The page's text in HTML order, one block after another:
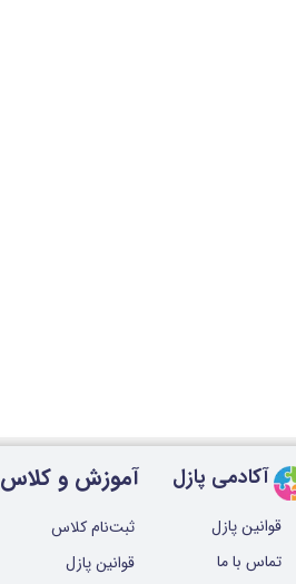
آموزش و کلاس
ثبت‌نام کلاس
قوانین پازل
آکادمی پازل
قوانین پازل
تماس با ما